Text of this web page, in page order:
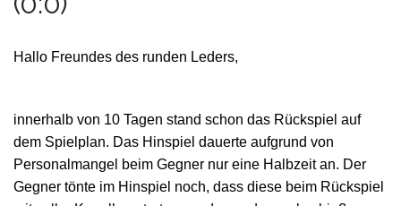
Hallo Freundes des runden Leders,
innerhalb von 10 Tagen stand schon das Rückspiel auf
dem Spielplan. Das Hinspiel dauerte aufgrund von
Personalmangel beim Gegner nur eine Halbzeit an. Der
Gegner tönte im Hinspiel noch, dass diese beim Rückspiel